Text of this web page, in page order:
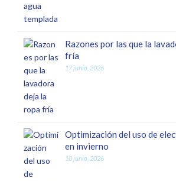
Razones por las que la
fría
17 junio, 2026
Optimización del uso de
en invierno
10 junio, 2026